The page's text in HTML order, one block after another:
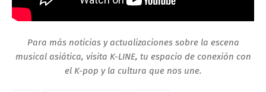
Para más noticias y actualizaciones sobre la escena
musical asiática, visita K-LINE, tu espacio de conexión con
el K-pop y la cultura que nos une.